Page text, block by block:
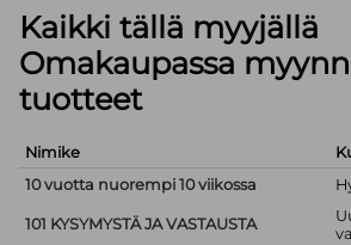
Kaikki tällä myyjällä
Omakaupassa
tuotteet
Nimike
10 vuotta nuorempi 10 viikossa
101 KYSYMYSTÄ JA VASTAUSTA